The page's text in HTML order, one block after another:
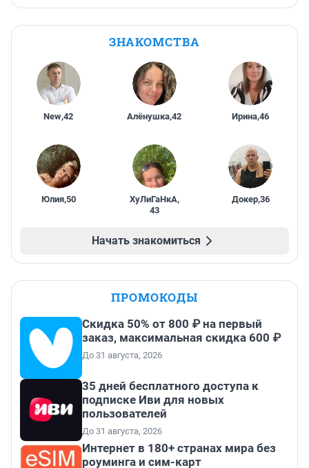
ЗНАКОМСТВА
New,42 Алёнушка,42 Ирина,46
Юлия,50 ХуЛиГаНкА,
43
Докер,36
Начать знакомиться
ПРОМОКОДЫ
Скидка 50% от 800 ₽ на первый
заказ, максимальная скидка 600 ₽
До 31 августа, 2026
35 дней бесплатного доступа к
подписке Иви для новых
пользователей
До 31 августа, 2026
Интернет в 180+ странах мира без
роуминга и сим-карт